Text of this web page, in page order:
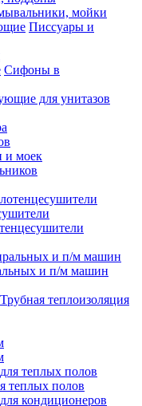
мойки
Писсуары и
Сифоны в
для унитазов
и моек
и п/м машин
Трубная теплоизоляция
теплых полов